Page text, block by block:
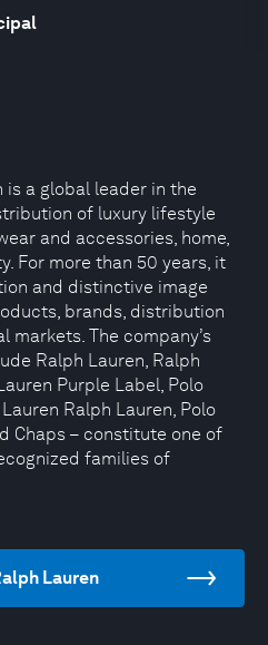
is a global leader in the
of luxury lifestyle
and accessories, home,
For more than 50 years, it
and distinctive image
brands, distribution
markets. The company’s
Ralph Lauren, Ralph
Purple Label, Polo
Ralph Lauren, Polo
Chaps – constitute one of
families of
Lauren